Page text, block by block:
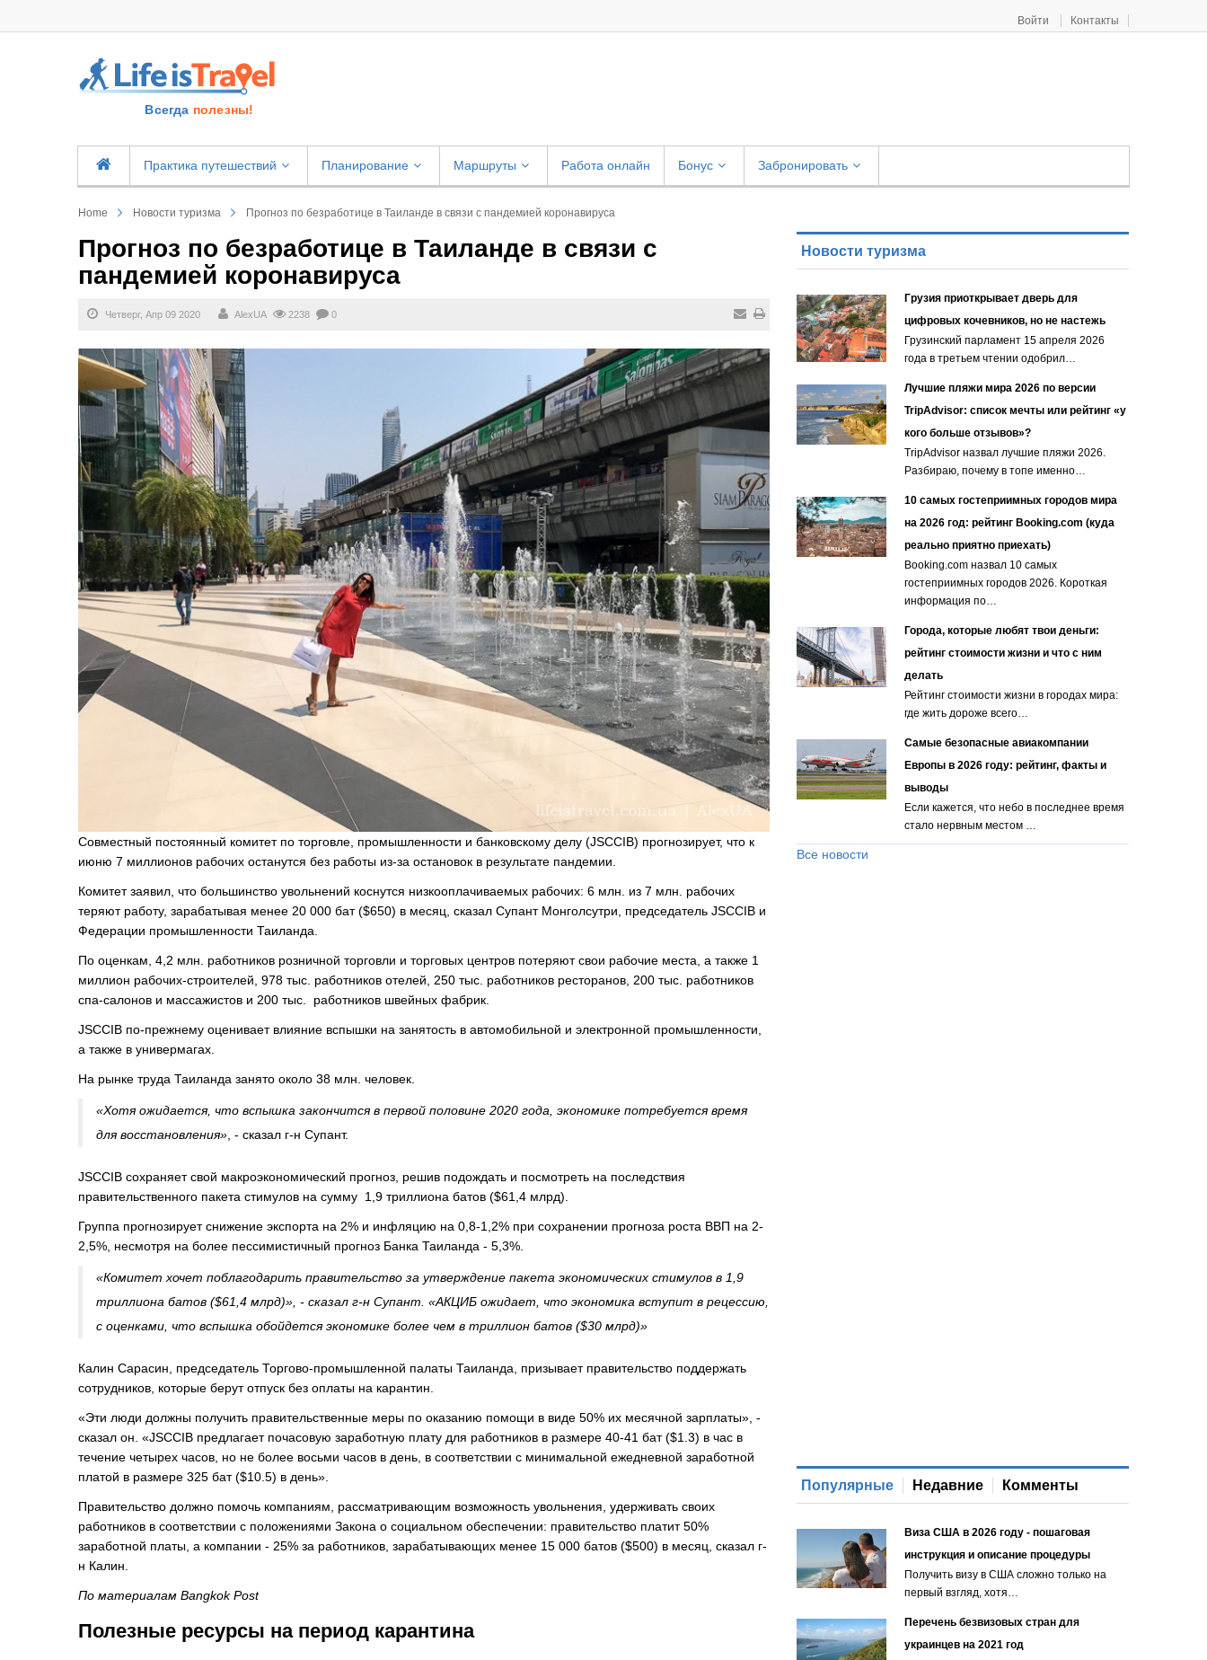
Войти Контакты
Всегда полезны!
Практика путешествий Планирование Маршруты Работа онлайн Бонус Забронировать
Home Новости туризма Прогноз по безработице в Таиланде в связи с пандемией коронавируса
Прогноз по безработице в Таиланде в связи с
пандемией коронавируса
Четверг, Апр 09 2020 AlexUA 2238 0
Совместный постоянный комитет по торговле, промышленности и банковскому делу (JSCCIB) прогнозирует, что к
июню 7 миллионов рабочих останутся без работы из-за остановок в результате пандемии.
Комитет заявил, что большинство увольнений коснутся низкооплачиваемых рабочих: 6 млн. из 7 млн. рабочих
теряют работу, зарабатывая менее 20 000 бат ($650) в месяц, сказал Супант Монголсутри, председатель JSCCIB и
Федерации промышленности Таиланда.
По оценкам, 4,2 млн. работников розничной торговли и торговых центров потеряют свои рабочие места, а также 1
миллион рабочих-строителей, 978 тыс. работников отелей, 250 тыс. работников ресторанов, 200 тыс. работников
спа-салонов и массажистов и 200 тыс. работников швейных фабрик.
JSCCIB по-прежнему оценивает влияние вспышки на занятость в автомобильной и электронной промышленности,
а также в универмагах.
На рынке труда Таиланда занято около 38 млн. человек.
«Хотя ожидается, что вспышка закончится в первой половине 2020 года, экономике потребуется время
для восстановления» , - сказал г-н Супант.
JSCCIB сохраняет свой макроэкономический прогноз, решив подождать и посмотреть на последствия
правительственного пакета стимулов на сумму 1,9 триллиона батов ($61,4 млрд).
Группа прогнозирует снижение экспорта на 2% и инфляцию на 0,8-1,2% при сохранении прогноза роста ВВП на 2-
2,5%, несмотря на более пессимистичный прогноз Банка Таиланда - 5,3%.
«Комитет хочет поблагодарить правительство за утверждение пакета экономических стимулов в 1,9
триллиона батов ($61,4 млрд)», - сказал г-н Супант. «АКЦИБ ожидает, что экономика вступит в рецессию,
с оценками, что вспышка обойдется экономике более чем в триллион батов ($30 млрд)»
Калин Сарасин, председатель Торгово-промышленной палаты Таиланда, призывает правительство поддержать
сотрудников, которые берут отпуск без оплаты на карантин.
«Эти люди должны получить правительственные меры по оказанию помощи в виде 50% их месячной зарплаты», -
сказал он. «JSCCIB предлагает почасовую заработную плату для работников в размере 40-41 бат ($1.3) в час в
течение четырех часов, но не более восьми часов в день, в соответствии с минимальной ежедневной заработной
платой в размере 325 бат ($10.5) в день».
Правительство должно помочь компаниям, рассматривающим возможность увольнения, удерживать своих
работников в соответствии с положениями Закона о социальном обеспечении: правительство платит 50%
заработной платы, а компании - 25% за работников, зарабатывающих менее 15 000 батов ($500) в месяц, сказал г-
н Калин.
По материалам Bangkok Post
Полезные ресурсы на период карантина
Новости туризма
Грузия приоткрывает дверь для
цифровых кочевников, но не настежь
Грузинский парламент 15 апреля 2026
года в третьем чтении одобрил…
Лучшие пляжи мира 2026 по версии
TripAdvisor: список мечты или рейтинг «у
кого больше отзывов»?
TripAdvisor назвал лучшие пляжи 2026.
Разбираю, почему в топе именно…
10 самых гостеприимных городов мира
на 2026 год: рейтинг Booking.com (куда
реально приятно приехать)
Booking.com назвал 10 самых
гостеприимных городов 2026. Короткая
информация по…
Города, которые любят твои деньги:
рейтинг стоимости жизни и что с ним
делать
Рейтинг стоимости жизни в городах мира:
где жить дороже всего…
Самые безопасные авиакомпании
Европы в 2026 году: рейтинг, факты и
выводы
Если кажется, что небо в последнее время
стало нервным местом …
Все новости
Популярные Недавние Комменты
Виза США в 2026 году - пошаговая
инструкция и описание процедуры
Получить визу в США сложно только на
первый взгляд, хотя…
Перечень безвизовых стран для
украинцев на 2021 год